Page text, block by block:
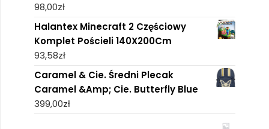
98,00zł
Halantex Minecraft 2 Częściowy
Komplet Pościeli 140X200Cm
93,58zł
Caramel & Cie. Średni Plecak
Caramel &Amp; Cie. Butterfly Blue
399,00zł